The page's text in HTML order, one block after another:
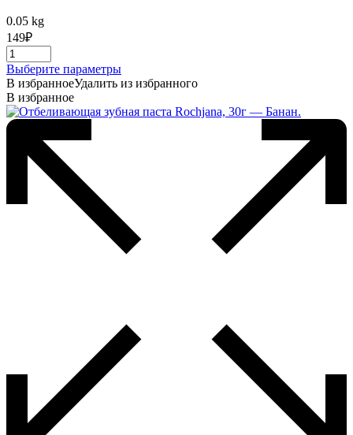
0.05 kg
149₽
Выберите параметрыЭтот
товар
несколько
В избранноеУдалить из избранного
В избранное